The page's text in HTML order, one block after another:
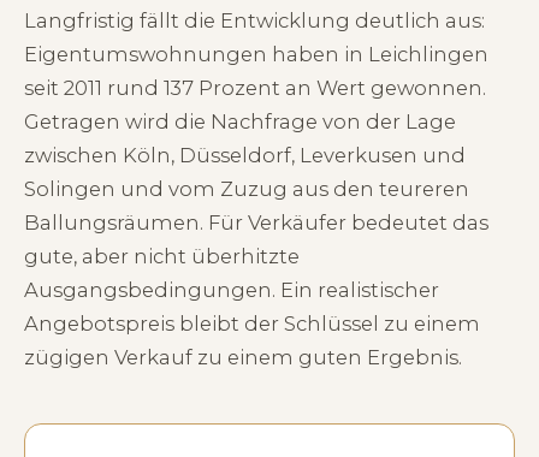
Langfristig fällt die Entwicklung deutlich aus:
Eigentumswohnungen haben in Leichlingen
seit 2011 rund 137 Prozent an Wert gewonnen.
Getragen wird die Nachfrage von der Lage
zwischen Köln, Düsseldorf, Leverkusen und
Solingen und vom Zuzug aus den teureren
Ballungsräumen. Für Verkäufer bedeutet das
gute, aber nicht überhitzte
Ausgangsbedingungen. Ein realistischer
Angebotspreis bleibt der Schlüssel zu einem
zügigen Verkauf zu einem guten Ergebnis.